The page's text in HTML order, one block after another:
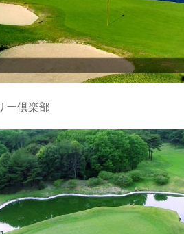
ー倶楽部